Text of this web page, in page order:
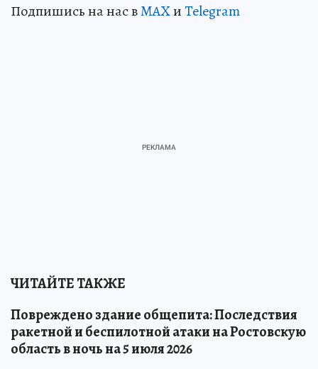
Подпишись на нас вMAXиTelegram
ЧИТАЙТЕ ТАКЖЕ
Повреждено здание общепита: Последствия
ракетной и беспилотной атаки на Ростовскую
область в ночь на 5 июля 2026